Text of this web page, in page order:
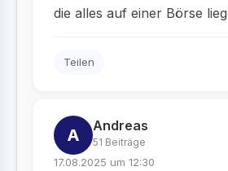
die alles auf einer Börse
Teilen
A Andreas
51 Beiträge
17.08.2025 um 12:30